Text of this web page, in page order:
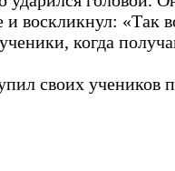
воскликнул: «Так
когда
своих учеников